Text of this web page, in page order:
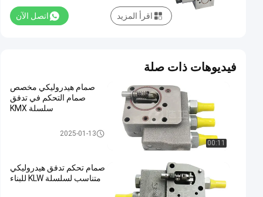
المقطع
القابل
صمام
هيدروليكي
2025-
01-13
2068
الرؤى
شارك
صمام التحكم
الهيدروليكي,صمام
اتصل الآن اقرأ المزيد
فيديوهات ذات صلة
00:11
صمام هيدروليكي مخصص
صمام التحكم في تدفق
سلسلة KMX
2025-01-13
صمام تحكم تدفق هيدروليكي
متناسب لسلسلة KLW للبناء